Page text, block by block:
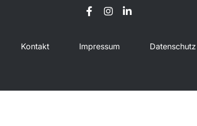
Kontakt Impressum Datenschutz